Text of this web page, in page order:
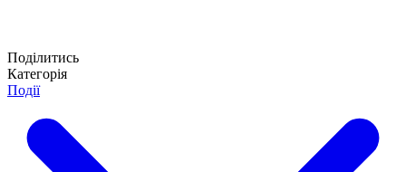
Поділитись
Категорія
Події